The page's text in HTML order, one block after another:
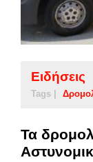
Ειδήσεις
Tags |
Τα